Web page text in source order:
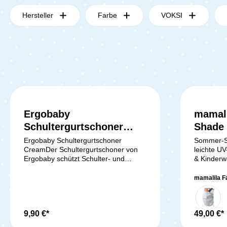
Hersteller Farbe VOKSI
Durchschnittliche Bewertung von 5 von 5
Ergobaby
Schultergurtschoner
Cream
Ergobaby Schultergurtschoner
CreamDer Schultergurtschoner von
Ergobaby schützt Schulter- und
Schultergurtschoner ist bei 30°
9,90 €*
Shade
Sommer-
leichte
&
der
UV-
Lösung.
bewahrt
mamalila
49,00 €*